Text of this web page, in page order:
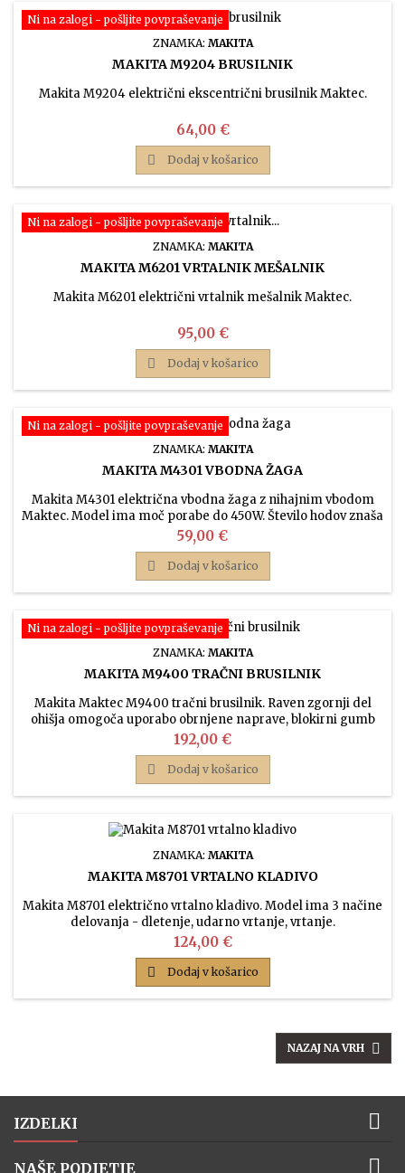
Ni na zalogi - pošljite povpraševanje
ZNAMKA: MAKITA
MAKITA M9204 BRUSILNIK
Makita M9204 električni ekscentrični brusilnik Maktec.
Cena
64,00 €
 Dodaj v košarico
Ni na zalogi - pošljite povpraševanje
ZNAMKA: MAKITA
MAKITA M6201 VRTALNIK MEŠALNIK
Makita M6201 električni vrtalnik mešalnik Maktec.
Cena
95,00 €
 Dodaj v košarico
Ni na zalogi - pošljite povpraševanje
ZNAMKA: MAKITA
MAKITA M4301 VBODNA ŽAGA
Makita M4301 električna vbodna žaga z nihajnim vbodom
Maktec. Model ima moč porabe do 450W. Število hodov znaša
3100 na minuto.
Cena
59,00 €
 Dodaj v košarico
Ni na zalogi - pošljite povpraševanje
ZNAMKA: MAKITA
MAKITA M9400 TRAČNI BRUSILNIK
Makita Maktec M9400 tračni brusilnik. Raven zgornji del
ohišja omogoča uporabo obrnjene naprave, blokirni gumb
omogoča neprekinjeno delovanje.
Cena
192,00 €
 Dodaj v košarico
ZNAMKA: MAKITA
MAKITA M8701 VRTALNO KLADIVO
Makita M8701 električno vrtalno kladivo. Model ima 3 načine
delovanja - dletenje, udarno vrtanje, vrtanje.
Cena
124,00 €
 Dodaj v košarico
NAZAJ NA VRH 
IZDELKI 
NAŠE PODJETJE 